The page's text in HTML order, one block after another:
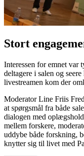
Stort
Interessen for emnet var
deltagere i salen og
livestreamen kom der
Moderator Line Friis
at spørgsmål fra både
dialogen med
mellem forskere,
uddybe både forskning,
knytter sig til livet med